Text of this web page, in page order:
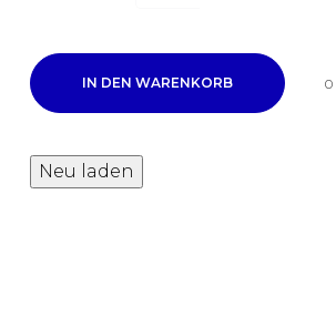
IN DEN WARENKORB 0